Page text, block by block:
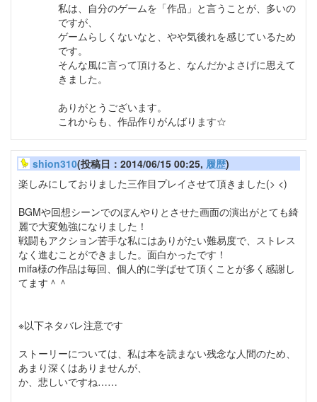
私は、自分のゲームを「作品」と言うことが、多いの
ですが、
ゲームらしくないなと、やや気後れを感じているため
です。
そんな風に言って頂けると、なんだかよさげに思えて
きました。
ありがとうございます。
これからも、作品作りがんばります☆
shion310(投稿日：2014/06/15 00:25, 履歴)
楽しみにしておりました三作目プレイさせて頂きました(> <)
BGMや回想シーンでのぼんやりとさせた画面の演出がとても綺
麗で大変勉強になりました！
戦闘もアクション苦手な私にはありがたい難易度で、ストレス
なく進むことができました。面白かったです！
mifa様の作品は毎回、個人的に学ばせて頂くことが多く感謝し
てます＾＾
※以下ネタバレ注意です
ストーリーについては、私は本を読まない残念な人間のため、
あまり深くはありませんが、
か、悲しいですね……